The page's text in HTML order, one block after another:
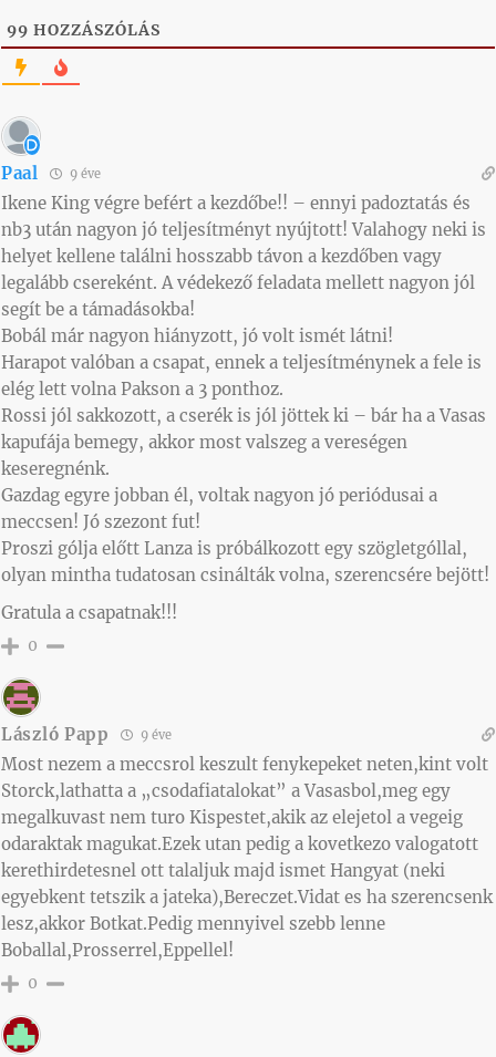
99 HOZZÁSZÓLÁS
Paal 9 éve
Ikene King végre befért a kezdőbe!! – ennyi padoztatás és
nb3 után nagyon jó teljesítményt nyújtott! Valahogy neki is
helyet kellene találni hosszabb távon a kezdőben vagy
legalább csereként. A védekező feladata mellett nagyon jól
segít be a támadásokba!
Bobál már nagyon hiányzott, jó volt ismét látni!
Harapot valóban a csapat, ennek a teljesítménynek a fele is
elég lett volna Pakson a 3 ponthoz.
Rossi jól sakkozott, a cserék is jól jöttek ki – bár ha a Vasas
kapufája bemegy, akkor most valszeg a vereségen
keseregnénk.
Gazdag egyre jobban él, voltak nagyon jó periódusai a
meccsen! Jó szezont fut!
Proszi gólja előtt Lanza is próbálkozott egy szögletgóllal,
olyan mintha tudatosan csinálták volna, szerencsére bejött!
Gratula a csapatnak!!!
0
László Papp 9 éve
Most nezem a meccsrol keszult fenykepeket neten,kint volt
Storck,lathatta a „csodafiatalokat” a Vasasbol,meg egy
megalkuvast nem turo Kispestet,akik az elejetol a vegeig
odaraktak magukat.Ezek utan pedig a kovetkezo valogatott
kerethirdetesnel ott talaljuk majd ismet Hangyat (neki
egyebkent tetszik a jateka),Bereczet.Vidat es ha szerencsenk
lesz,akkor Botkat.Pedig mennyivel szebb lenne
Boballal,Prosserrel,Eppellel!
0